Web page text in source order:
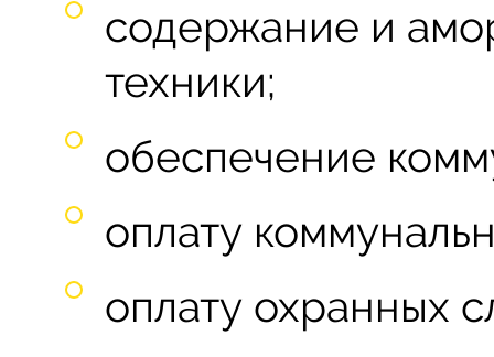
содержание и
техники;
обеспечение
оплату
оплату охранных